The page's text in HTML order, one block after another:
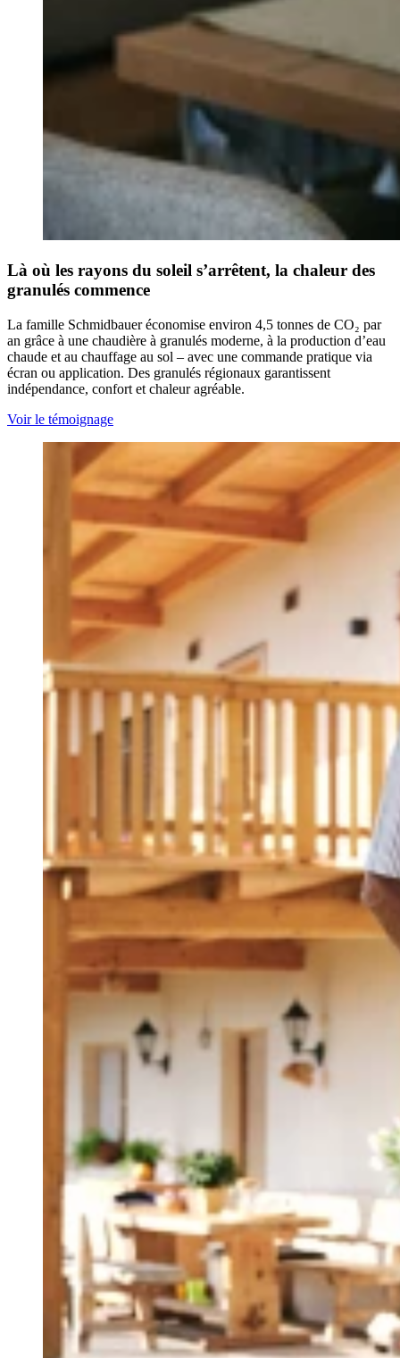
Là où les rayons du soleil s’arrêtent, la chaleur des
granulés commence
La famille Schmidbauer économise environ 4,5 tonnes de CO₂ par
an grâce à une chaudière à granulés moderne, à la production d’eau
chaude et au chauffage au sol – avec une commande pratique via
écran ou application. Des granulés régionaux garantissent
indépendance, confort et chaleur agréable.
Voir le témoignage